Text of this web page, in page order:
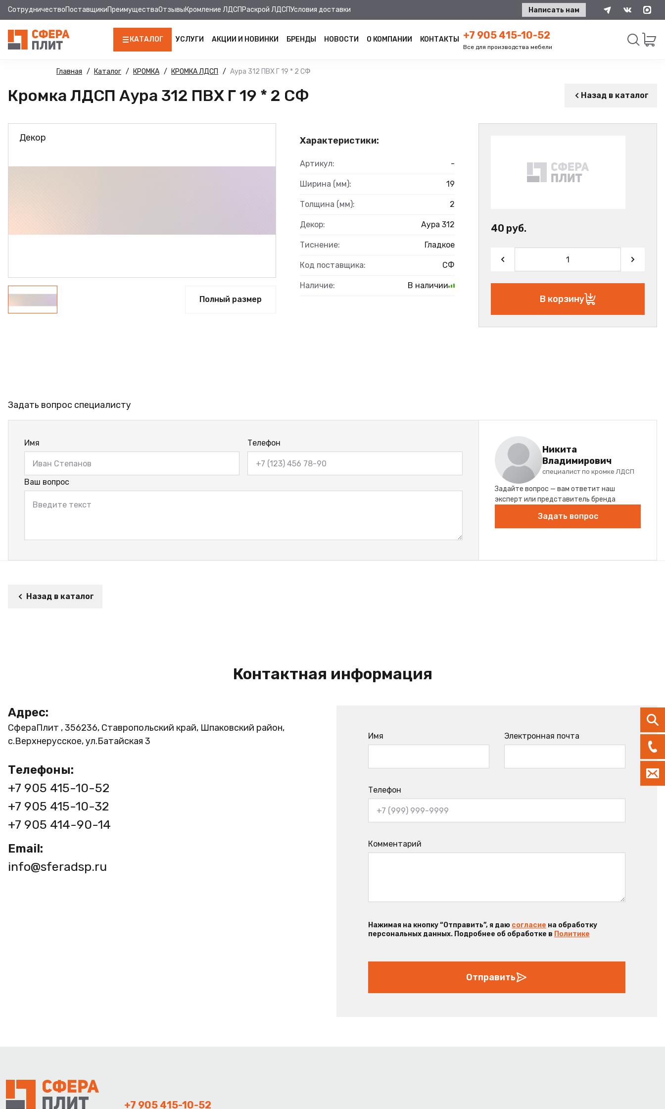
СотрудничествоПоставщикиПреимуществаОтзывыКромление ЛДСП Раскрой ЛДСПУсловия доставки Написать нам
КАТАЛОГ
ЛДСП
КРОМКА
УСЛУГИ АКЦИИ И НОВИНКИ БРЕНДЫ НОВОСТИ О КОМПАНИИ КОНТАКТЫ +7 905 415-10-52
Все для производства мебели
Главная Каталог КРОМКА КРОМКА ЛДСП Аура 312 ПВХ Г 19 * 2 СФ
Кромка ЛДСП Аура 312 ПВХ Г 19 * 2 СФ Назад в каталог
Декор
Полный размер
Характеристики:
Артикул: -
Ширина (мм): 19
Толщина (мм): 2
Декор: Аура 312
Тиснение: Гладкое
Код поставщика: СФ
Наличие: В наличии
40 руб.
В корзину
Задать вопрос специалисту
Имя Телефон
Ваш вопрос
Никита
Владимирович
специалист по кромке ЛДСП
Задайте вопрос — вам ответит наш
эксперт или представитель бренда
Задать вопрос
Назад в каталог
Контактная информация
Адрес:
СфераПлит , 356236, Ставропольский край, Шпаковский район,
с.Верхнерусское, ул.Батайская 3
Телефоны:
+7 905 415-10-52
+7 905 415-10-32
+7 905 414-90-14
Email:
info@sferadsp.ru
Имя Электронная почта
Телефон
Комментарий
Нажимая на кнопку “Отправить”, я даю согласие на обработку
персональных данных. Подробнее об обработке в Политике
Отправить
+7 905 415-10-52